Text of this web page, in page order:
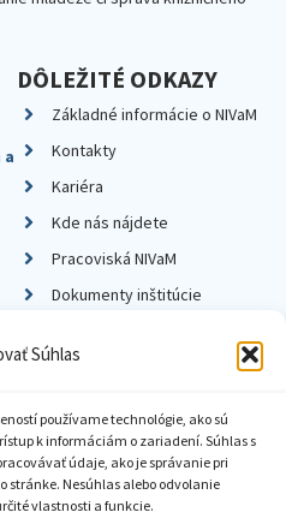
Súhlas
používame technológie, ako sú
k informáciám o zariadení. Súhlas s
údaje, ako je správanie pri
stránke. Nesúhlas alebo odvolanie
vlastnosti a funkcie.
DÔLEŽITÉ ODKAZY
Základné informácie o NIVaM
Kontakty
Kariéra
Kde nás nájdete
Pracoviská NIVaM
Dokumenty inštitúcie
súkromia